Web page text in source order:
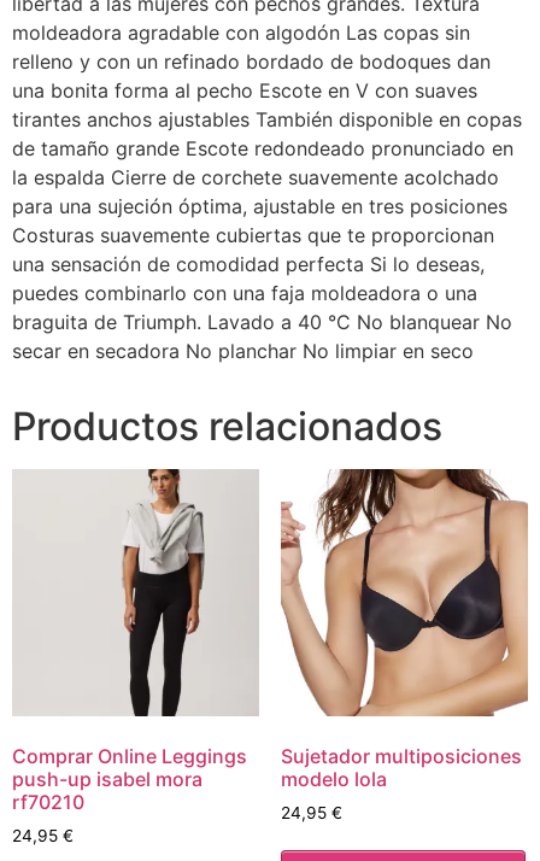
moldeadora agradable con algodón Las copas sin
relleno y con un refinado bordado de bodoques dan
una bonita forma al pecho Escote en V con suaves
tirantes anchos ajustables También disponible en copas
de tamaño grande Escote redondeado pronunciado en
la espalda Cierre de corchete suavemente acolchado
para una sujeción óptima, ajustable en tres posiciones
Costuras suavemente cubiertas que te proporcionan
una sensación de comodidad perfecta Si lo deseas,
puedes combinarlo con una faja moldeadora o una
braguita de Triumph. Lavado a 40 °C No blanquear No
secar en secadora No planchar No limpiar en seco
Productos relacionados
Comprar Online Leggings
push-up isabel mora
rf70210
24,95 €
Sujetador multiposiciones
modelo lola
24,95 €